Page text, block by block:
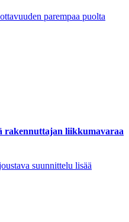
parempaa puolta
rakennuttajan liikkumavaraa
suunnittelu lisää